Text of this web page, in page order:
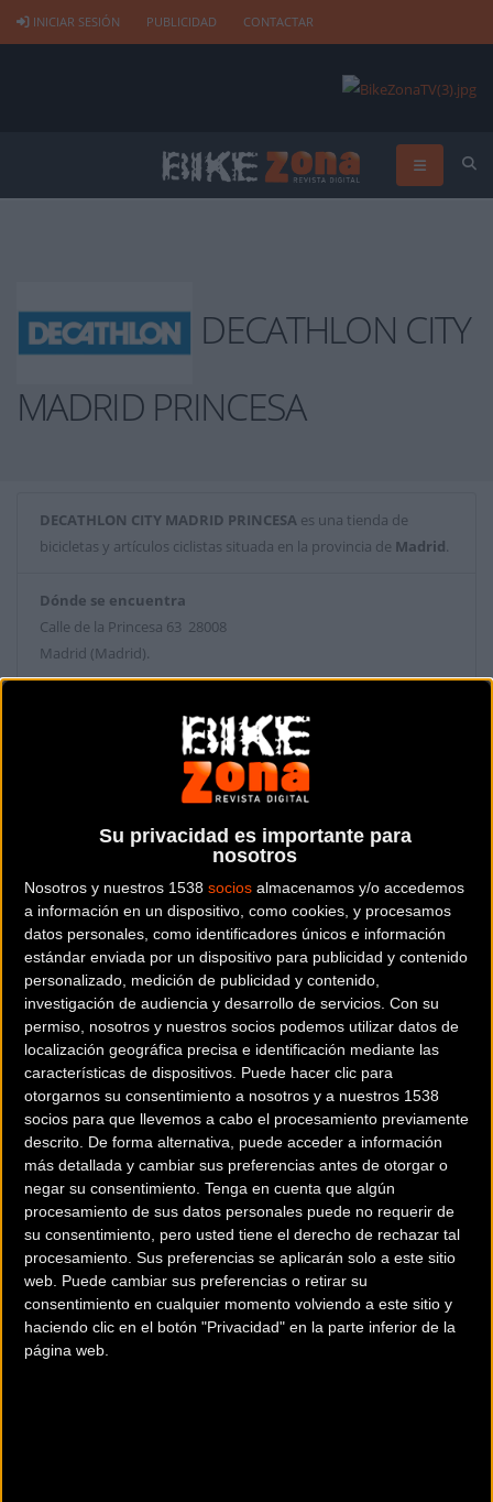
Su privacidad es importante para
nosotros
Nosotros y nuestros 1538 socios almacenamos y/o accedemos
a información en un dispositivo, como cookies, y procesamos
datos personales, como identificadores únicos e información
estándar enviada por un dispositivo para publicidad y contenido
personalizado, medición de publicidad y contenido,
investigación de audiencia y desarrollo de servicios. Con su
permiso, nosotros y nuestros socios podemos utilizar datos de
localización geográfica precisa e identificación mediante las
características de dispositivos. Puede hacer clic para
otorgarnos su consentimiento a nosotros y a nuestros 1538
socios para que llevemos a cabo el procesamiento previamente
descrito. De forma alternativa, puede acceder a información
más detallada y cambiar sus preferencias antes de otorgar o
negar su consentimiento. Tenga en cuenta que algún
procesamiento de sus datos personales puede no requerir de
su consentimiento, pero usted tiene el derecho de rechazar tal
procesamiento. Sus preferencias se aplicarán solo a este sitio
web. Puede cambiar sus preferencias o retirar su
consentimiento en cualquier momento volviendo a este sitio y
haciendo clic en el botón "Privacidad" en la parte inferior de la
página web.
INICIAR SESIÓN PUBLICIDAD CONTACTAR
DECATHLON CITY
MADRID PRINCESA
DECATHLON CITY MADRID PRINCESA es una tienda de
bicicletas y artículos ciclistas situada en la provincia de Madrid.
Dónde se encuentra
Calle de la Princesa 63 28008
Madrid (Madrid).
Web y RRSS de la tienda
Terms of use © 1987–2026 HERE
200 km
¿Eres el propietario de esta tienda? Descubre cómohacerte tienda
Premium para llegar a más clientes.
Comercios Bz Premium